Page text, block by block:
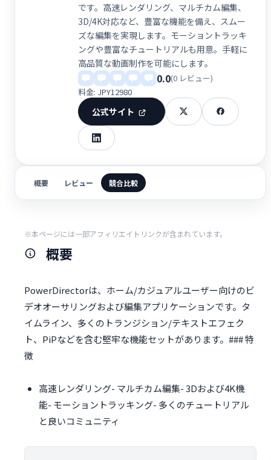
です。高速レンダリング、マルチカム編集、
3D/4K対応など、豊富な機能を備え、スムー
ズな編集を実現します。モーショントラッキ
ングや豊富なチュートリアルも用意。手軽に
高品質な動画制作を可能にします。
0.0(0 レビュー)
料金: JPY12980
公式サイト
概要 レビュー 競合比較
※本ページには一部アフィリエイトリンクが含まれています。
概要
PowerDirectorは、ホーム/カジュアルユーザー向けのビ
デオオーサリングおよび編集アプリケーションです。タ
イムライン、多くのトランジション/テキストエフェク
ト、PiPなどを含む堅牢な機能セットがあります。### 特
徴
高速レンダリング- マルチカム編集- 3Dおよび4K機
能- モーショントラッキング- 多くのチュートリアル
と良いコミュニティ